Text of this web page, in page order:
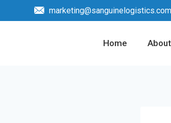
marketing@sanguinelogistics.com
Home